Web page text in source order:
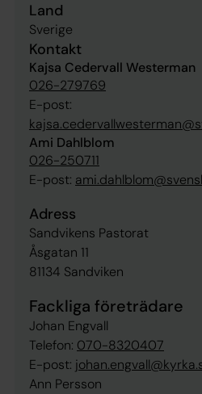
Land
Sverige
Kontakt
Kajsa Cedervall Westerman
026-279769
E-post:
Ami Dahlblom
026-250711
E-post:
Adress
Sandvikens Pastorat
Åsgatan 11
81134 Sandviken
Fackliga företrädare
Johan Engvall
Telefon: 070-8320407
E-post:
Ann Persson